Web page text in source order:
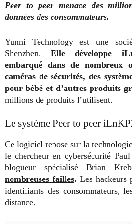
Peer to peer menace des
données des consommateurs.
Yunni Technology est une
Shenzhen.Elle développe
embarqué dans de nombreux
caméras de sécurités, des
pour bébé et d’autres produits
millions de produits l’utilisent.
Le système Peer to peer
Ce logiciel repose sur la
le chercheur en cybersécurité
blogueur spécialisé Brian
nombreuses failles. Les hackeurs
identifiants des consommateurs,
distance.